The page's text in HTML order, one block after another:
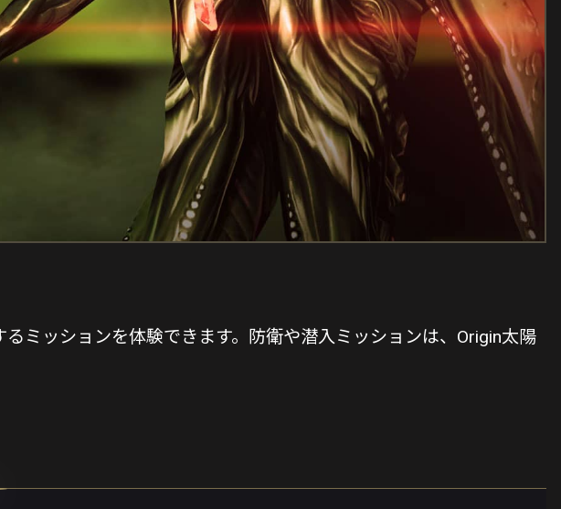
ミッションを体験できます。防衛や潜入ミッションは、Origin太陽